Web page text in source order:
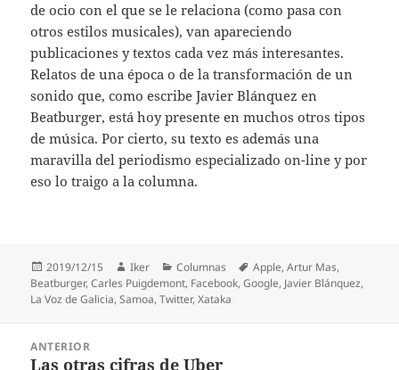
de ocio con el que se le relaciona (como pasa con
otros estilos musicales), van apareciendo
publicaciones y textos cada vez más interesantes.
Relatos de una época o de la transformación de un
sonido que, como escribe Javier Blánquez en
Beatburger, está hoy presente en muchos otros tipos
de música. Por cierto, su texto es además una
maravilla del periodismo especializado on-line y por
eso lo traigo a la columna.
Publicado
el
2019/12/15 Autor
Iker Categorías
Columnas Etiquetas
Apple,Artur Mas,
Beatburger,Carles Puigdemont, Facebook,Google, Javier Blánquez,
La Voz de Galicia,Samoa,Twitter,Xataka
ANTERIOR
Entrada
Las otras cifras de Uber